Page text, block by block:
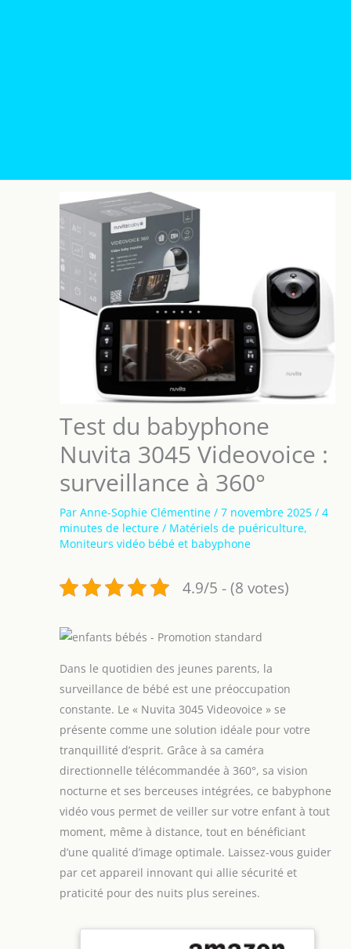
Test du babyphone
Nuvita 3045 Videovoice :
surveillance à 360°
Par Anne-Sophie Clémentine / 7 novembre 2025 / 4
minutes de lecture / Matériels de puériculture,
Moniteurs vidéo bébé et babyphone
4.9/5 - (8 votes)
Dans le quotidien des jeunes parents, la
surveillance de bébé est une préoccupation
constante. Le « Nuvita 3045 Videovoice » se
présente comme une solution idéale pour votre
tranquillité d’esprit. Grâce à sa caméra
directionnelle télécommandée à 360°, sa vision
nocturne et ses berceuses intégrées, ce babyphone
vidéo vous permet de veiller sur votre enfant à tout
moment, même à distance, tout en bénéficiant
d’une qualité d’image optimale. Laissez-vous guider
par cet appareil innovant qui allie sécurité et
praticité pour des nuits plus sereines.